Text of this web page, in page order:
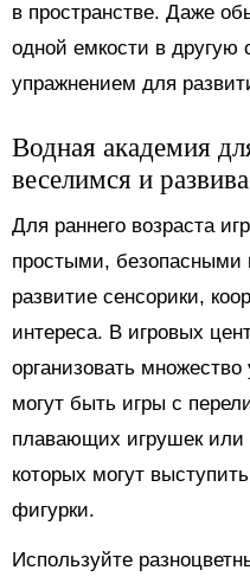
в пространстве. Даже
одной емкости в другую
упражнением для
Водная академия
веселимся и
Для раннего возраста
простыми, безопасными
развитие сенсорики,
интереса. В игровых
организовать
могут быть игры с
плавающих игрушек или
которых могут
фигурки.
Используйте